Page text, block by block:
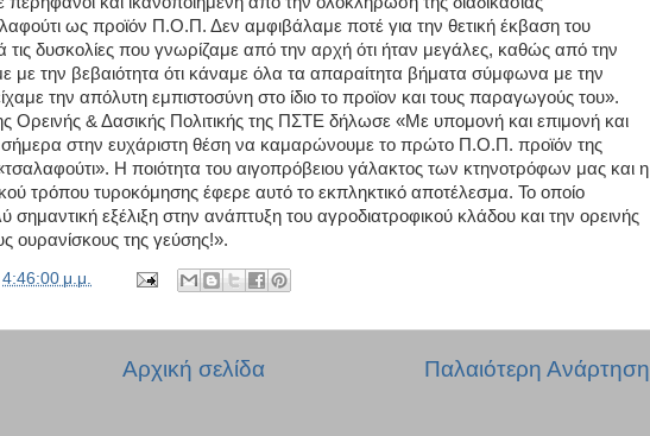
ως προϊόν Π.Ο.Π. Δεν αμφιβάλαμε ποτέ για την θετική έκβαση του
τις δυσκολίες που γνωρίζαμε από την αρχή ότι ήταν μεγάλες, καθώς από την
την βεβαιότητα ότι κάναμε όλα τα απαραίτητα βήματα σύμφωνα με την
την απόλυτη εμπιστοσύνη στο ίδιο το προϊον και τους παραγωγούς του».
Ορεινής & Δασικής Πολιτικής της ΠΣΤΕ δήλωσε «Με υπομονή και επιμονή και
σήμερα στην ευχάριστη θέση να καμαρώνουμε το πρώτο Π.Ο.Π. προϊόν της
Η ποιότητα του αιγοπρόβειου γάλακτος των κτηνοτρόφων μας και η
τρόπου τυροκόμησης έφερε αυτό το εκπληκτικό αποτέλεσμα. Το οποίο
εξέλιξη στην ανάπτυξη του αγροδιατροφικού κλάδου και την ορεινής
ουρανίσκους της γεύσης!».
4:46:00 μ.μ.
Παλαιότερη Ανάρτηση
Αρχική σελίδα